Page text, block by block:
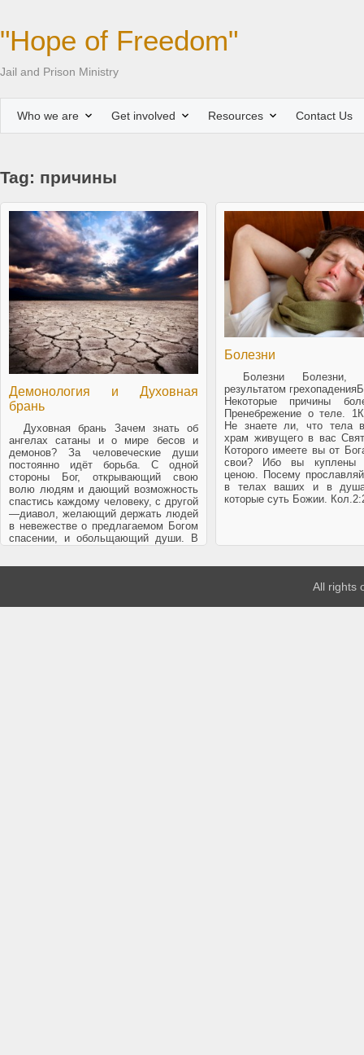
"Hope of Freedom"
Jail and Prison Ministry
Who we are Get involved Resources Contact Us
Tag: причины
Демонология и Духовная
брань
Духовная брань Зачем знать об
ангелах сатаны и о мире бесов и
демонов? За человеческие души
постоянно идёт борьба. С одной
стороны Бог, открывающий свою
волю людям и дающий возможность
спастись каждому человеку, с другой
—диавол, желающий держать людей
в невежестве о предлагаемом Богом
спасении, и обольщающий души. В
Болезни
Болезни Болезни,
результатом
Некоторые причины
Пренебрежение о теле.
Не знаете ли, что тела
храм живущего в вас
Которого имеете вы от
свои? Ибо вы куплены
ценою. Посему
в телах ваших и в
которые суть Божии.
All rights